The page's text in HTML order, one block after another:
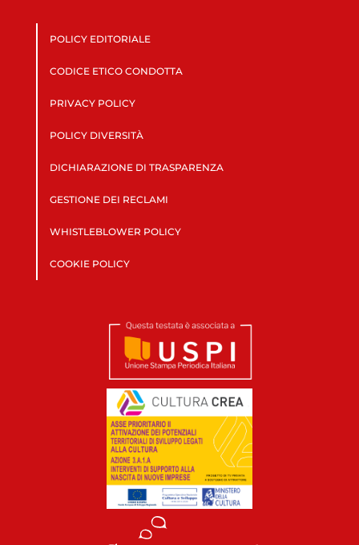
POLICY EDITORIALE
CODICE ETICO CONDOTTA
PRIVACY POLICY
POLICY DIVERSITÀ
DICHIARAZIONE DI TRASPARENZA
GESTIONE DEI RECLAMI
WHISTLEBLOWER POLICY
COOKIE POLICY